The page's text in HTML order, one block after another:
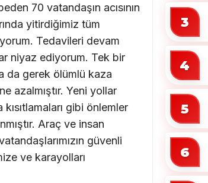
70 vatandaşın acısının
yitirdiğimiz tüm
Tedavileri devam
niyaz ediyorum. Tek bir
da gerek ölümlü kaza
azalmıştır. Yeni yollar
gibi önlemler
Araç ve insan
güvenli
ve karayolları
3
4
5
6